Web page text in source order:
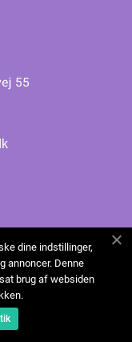
dine indstillinger,
annoncer. Denne
brug af websiden